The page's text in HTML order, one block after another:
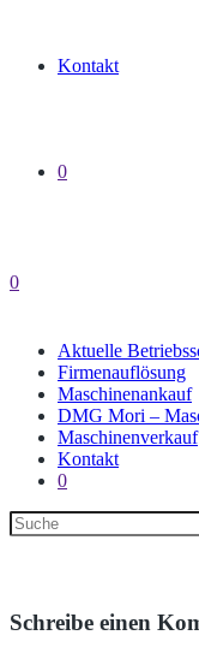
Kontakt
0
0
Aktuelle
Firmenauflösung
Maschinenankauf
DMG Mori –
Maschinenverkauf
Kontakt
0
Schreibe einen